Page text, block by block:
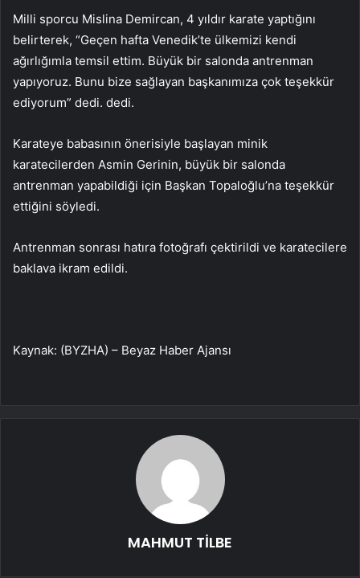
Milli sporcu Mislina Demircan, 4 yıldır karate yaptığını
belirterek, “Geçen hafta Venedik’te ülkemizi kendi
ağırlığımla temsil ettim. Büyük bir salonda antrenman
yapıyoruz. Bunu bize sağlayan başkanımıza çok teşekkür
ediyorum” dedi. dedi.
Karateye babasının önerisiyle başlayan minik
karatecilerden Asmin Gerinin, büyük bir salonda
antrenman yapabildiği için Başkan Topaloğlu’na teşekkür
ettiğini söyledi.
Antrenman sonrası hatıra fotoğrafı çektirildi ve karatecilere
baklava ikram edildi.
Kaynak: (BYZHA) – Beyaz Haber Ajansı
MAHMUT TİLBE